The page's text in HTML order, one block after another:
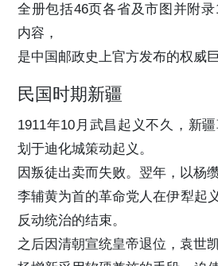
全册包括46页各省及市图并附
内容，
是中国邮政史上官方发布的权威
民国时期新疆
1911年10月武昌起义不久，新
划于迪化城策动起义。
因叛徒出卖而失败。翌年，以杨
李辅黄为首的革命党人在伊犁起
反动统治的结束。
之后因清朝宣统皇帝退位，袁世